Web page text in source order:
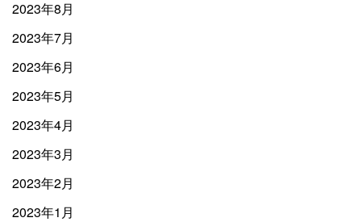
2023年8月
2023年7月
2023年6月
2023年5月
2023年4月
2023年3月
2023年2月
2023年1月